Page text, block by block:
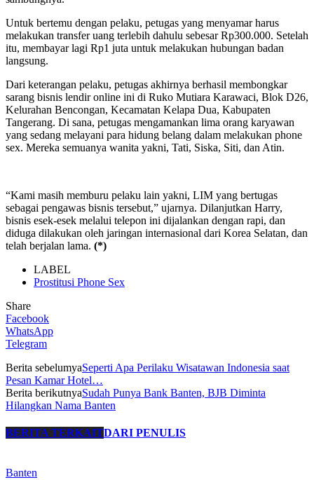
Untuk bertemu dengan pelaku, petugas yang menyamar harus
melakukan transfer uang terlebih dahulu sebesar Rp300.000. Setelah
itu, membayar lagi Rp1 juta untuk melakukan hubungan badan
langsung.
Dari keterangan pelaku, petugas akhirnya berhasil membongkar
sarang bisnis lendir online ini di Ruko Mutiara Karawaci, Blok D26,
Kelurahan Bencongan, Kecamatan Kelapa Dua, Kabupaten
Tangerang. Di sana, petugas mengamankan lima orang karyawan
yang sedang melayani para hidung belang dalam melakukan phone
sex. Mereka semuanya wanita yakni, Tati, Siska, Siti, dan Atin.
“Kami masih memburu pelaku lain yakni, LIM yang bertugas
sebagai pengawas bisnis tersebut,” ujarnya. Dilanjutkan Harry,
bisnis esek-esek melalui telepon ini dijalankan dengan rapi, dan
diduga dilakukan oleh jaringan internasional dari Korea Selatan, dan
telah berjalan lama. (*)
LABEL
Prostitusi Phone Sex
Share
Facebook
WhatsApp
Telegram
Berita sebelumyaSeperti Apa Perilaku Wisatawan Indonesia saat
Pesan Kamar Hotel…
Berita berikutnyaSudah Punya Bank Banten, BJB Diminta
Hilangkan Nama Banten
BERITA TERKAITDARI PENULIS
Banten